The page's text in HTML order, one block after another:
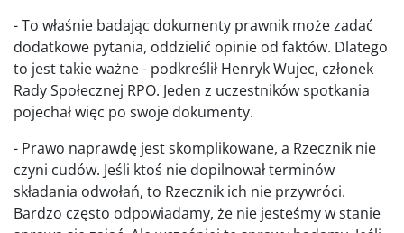
- To właśnie badając dokumenty prawnik może zadać
dodatkowe pytania, oddzielić opinie od faktów. Dlatego
to jest takie ważne - podkreślił Henryk Wujec, członek
Rady Społecznej RPO. Jeden z uczestników spotkania
pojechał więc po swoje dokumenty.
- Prawo naprawdę jest skomplikowane, a Rzecznik nie
czyni cudów. Jeśli ktoś nie dopilnował terminów
składania odwołań, to Rzecznik ich nie przywróci.
Bardzo często odpowiadamy, że nie jesteśmy w stanie